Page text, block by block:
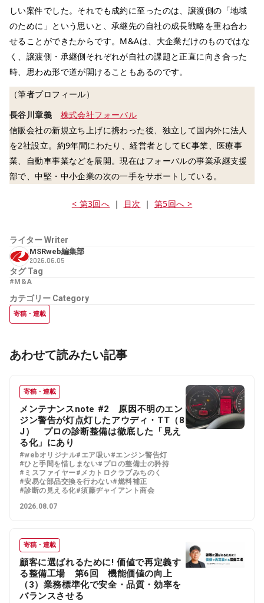
しい案件でした。それでも成約に至ったのは、譲渡側の「地域
のために」という思いと、承継先の自社の成長戦略を重ね合わ
せることができたからです。M&Aは、大企業だけのものではな
く、譲渡側・承継側それぞれが自社の課題と正直に向き合った
時、思わぬ形で道が開けることもあるのです。
（筆者プロフィール）
長谷川章義
株式会社フォーバル
信販会社の新規立ち上げに携わった後、独立して国内外に法人
を2社設立。約9年間にわたり、経営者としてEC事業、医療事
業、自動車事業などを展開。現在はフォーバルの事業承継支援
部で、中堅・中小企業の次の一手をサポートしている。
< 第3回へ ｜ 目次 ｜ 第5回へ >
ライターWriter
MSRweb編集部
2026.06.05
タグTag
#M&A
カテゴリー Category
寄稿・連載
あわせて読みたい記事
寄稿・連載
メンテナンスnote #2 原因不明のエン
ジン警告が灯点灯したアウディ・TT（8
J） プロの診断整備は徹底した「見え
る化」にあり
#webオリジナル#エア吸い#エンジン警告灯
#ひと手間を惜しまない#プロの整備士の矜持
#ミスファイヤー#メカトロクラブみちのく
#安易な部品交換を行わない#燃料補正
#診断の見える化#須藤ヂャイアント商会
2026.08.07
寄稿・連載
顧客に選ばれるために! 価値で再定義す
る整備工場 第6回 機能価値の向上
（3）業務標準化で安全・品質・効率を
バランスさせる